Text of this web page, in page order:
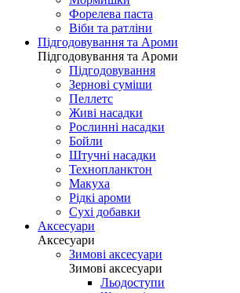
Форелева паста
Віби та ратліни
Підгодовування та Ароми
Підгодовування та Ароми
Підгодовування
Зернові суміши
Пеллетс
Живі насадки
Рослинні насадки
Бойли
Штучні насадки
Технопланктон
Макуха
Рідкі ароми
Сухі добавки
Аксесуари
Аксесуари
Зимові аксесуари
Зимові аксесуари
Льодоступи